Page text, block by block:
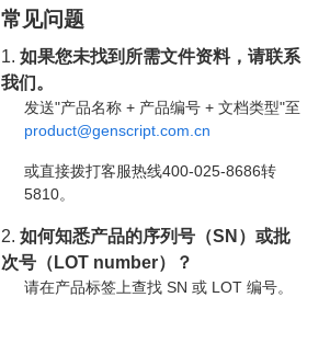
常见问题
1.如果您未找到所需文件资料，请联系
我们。
发送"产品名称 + 产品编号 + 文档类型"至
product@genscript.com.cn
或直接拨打客服热线400-025-8686转
5810。
2.如何知悉产品的序列号（SN）或批
次号（LOT number）？
请在产品标签上查找 SN 或 LOT 编号。